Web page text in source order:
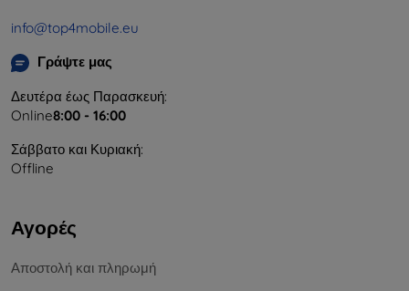
info@top4mobile.eu
Γράψτε μας
Δευτέρα έως Παρασκευή:
Online8:00 - 16:00
Σάββατο και Κυριακή:
Offline
Αγορές
Αποστολή και πληρωμή